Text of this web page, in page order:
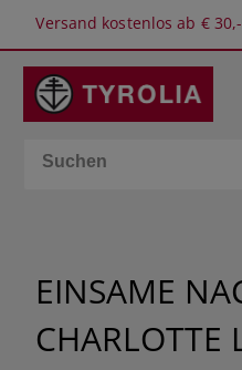
Versand kostenlos ab € 30,-
BÜCHER
SPIELE
KALENDER
EINSAME
CHARLOTTE